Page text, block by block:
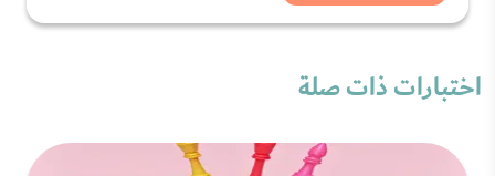
اختبارات ذات صلة